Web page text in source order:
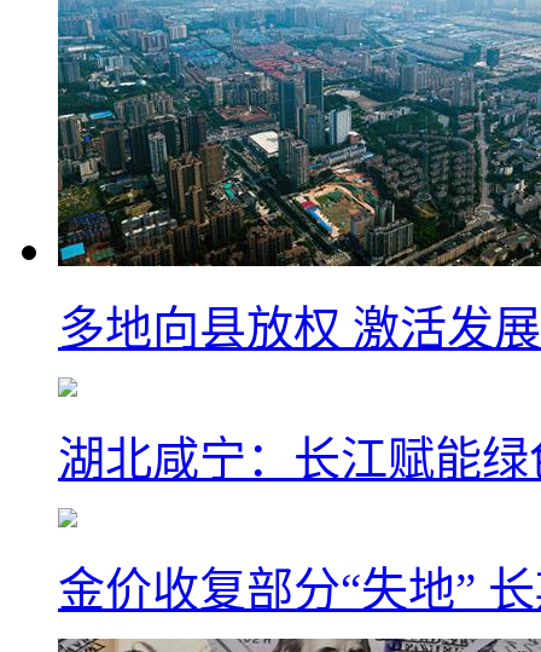
多地向县放权 激活发
湖北咸宁：长江赋能
金价收复部分“失地”